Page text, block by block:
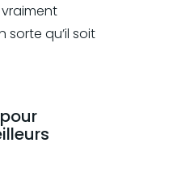
sorte qu’il soit